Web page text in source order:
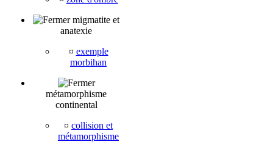
migmatite et
anatexie
¤ exemple
morbihan
métamorphisme
continental
¤ collision et
métamorphisme